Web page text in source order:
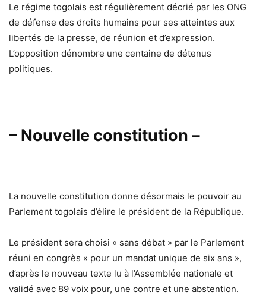
Le régime togolais est régulièrement décrié par les ONG
de défense des droits humains pour ses atteintes aux
libertés de la presse, de réunion et d’expression.
L’opposition dénombre une centaine de détenus
politiques.
– Nouvelle constitution –
La nouvelle constitution donne désormais le pouvoir au
Parlement togolais d’élire le président de la République.
Le président sera choisi « sans débat » par le Parlement
réuni en congrès « pour un mandat unique de six ans »,
d’après le nouveau texte lu à l’Assemblée nationale et
validé avec 89 voix pour, une contre et une abstention.